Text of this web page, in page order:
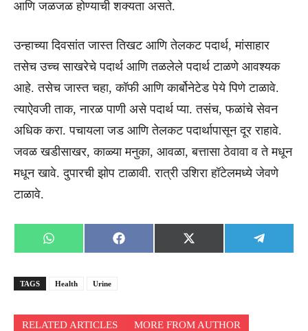
आणि जळजळ होण्याची शक्यता असते.
उन्हाच्या दिवसांत जास्त तिखट आणि तेलकट पदार्थ, मांसाहार
तसेच उच्च साखरेचे पदार्थ आणि तळलेले पदार्थ टाळणे आवश्यक
आहे. तसेच जास्त चहा, कॉफी आणि कार्बोनेटेड पेये पिणे टाळावे.
त्याऐवजी ताक, नारळ पाणी असे पदार्थ प्या. तसंच, फळांचे सेवन
अधिक करा. पचायला जड आणि तेलकट पदार्थापासून दूर राहावे.
जवळ खडीसाखर, काळ्या मनुका, आवळा, बत्तासा ठेवावा व ते मधून
मधून खावे. दुपारची झोप टाळावी. रात्री उशिरा हॉटेलमध्ये जेवणे
टाळावे.
Share
on
WhatsApp
Share
on
Facebook
Share
on
X
(Twitter)
Share
on
TAGS Health Urine
RELATED ARTICLES MORE FROM AUTHOR